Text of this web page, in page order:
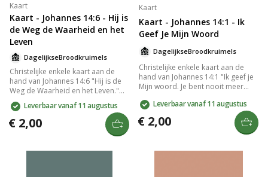
Kaart
Kaart - Johannes 14:6 - Hij is
de Weg de Waarheid en het
Leven
DagelijkseBroodkruimels
Christelijke enkele kaart aan de
hand van Johannes 14:6 "Hij is de
Weg de Waarheid en het Leven."
gedrukt op duurzaam en stevig
300 grams papier met een matte
look. Op de goed beschrijfbare
achterkant van de kaart staat het
logo van DagelijkseBroodkruimels
Leverbaar vanaf 11 augustus
€ 2,00
Kaart
Kaart - Johannes 14:1 - Ik
Geef Je Mijn Woord
DagelijkseBroodkruimels
Christelijke enkele kaart aan de
hand van Johannes 14:1 "Ik geef je
Mijn woord. Je bent nooit meer
ben jij Mijn mond, arm & been."
gedrukt op duurzaam en stevig
300 grams papier met een matte
logo van DagelijkseBroodkruimels
Leverbaar vanaf 11 augustus
€ 2,00